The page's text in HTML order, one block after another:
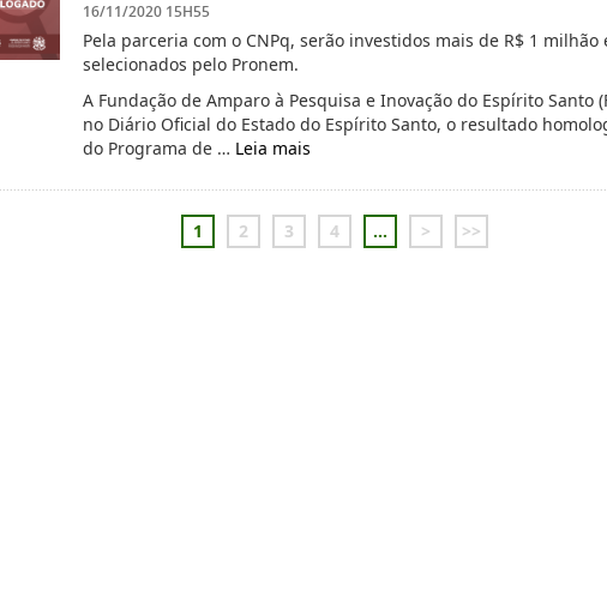
16/11/2020 15H55
Pela parceria com o CNPq, serão investidos mais de R$ 1 milhão
selecionados pelo Pronem.
A Fundação de Amparo à Pesquisa e Inovação do Espírito Santo
no Diário Oficial do Estado do Espírito Santo, o resultado
do Programa de … Leia mais
1 2 3 4 ... > >>